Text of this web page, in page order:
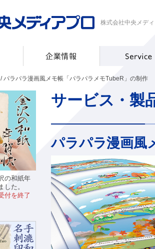
株式会社中央メディ
/ パラパラ漫画風メモ帳「パラパラメモTubeR」の制作
の和紙年
した。
サービス・製
パラパラ漫画風